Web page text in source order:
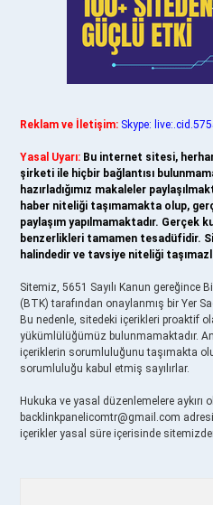
Reklam ve İletişim: Skype:
Yasal Uyarı: Bu internet sitesi,
şirketi ile hiçbir bağlantısı
hazırladığımız makaleler
haber niteliği taşımamakta olup,
paylaşım yapılmamaktadır. Gerçek
benzerlikleri tamamen tesadüfidir.
halindedir ve tavsiye niteliği
Sitemiz, 5651 Sayılı Kanun gereğince
(BTK) tarafından onaylanmış bir Yer
Bu nedenle, sitedeki içerikleri proaktif
yükümlülüğümüz bulunmamaktadır.
içeriklerin sorumluluğunu taşımakta
sorumluluğu kabul etmiş sayılırlar.
Hukuka ve yasal düzenlemelere
backlinkpanelicomtr@gmail.com
içerikler yasal süre içerisinde